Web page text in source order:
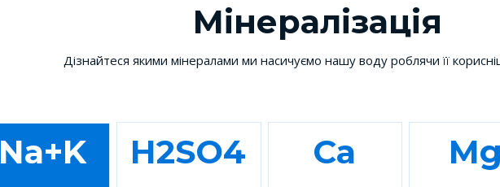
Мінералізація
Дізнайтеся якими мінералами ми насичуємо нашу воду роблячи її
Na+K H2SO4 Са